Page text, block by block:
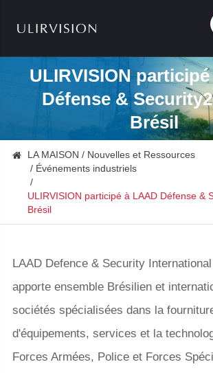
ULIRVISION
Défense &
Brésil
LA MAISON
Nouvelles et Ressources
Événements industriels
ULIRVISION participé à LAAD Défense &
Brésil
LAAD Defence & Security
apporte ensemble Brésilien et
sociétés spécialisées dans la
d'équipements, services et la
Forces Armées, Police et Forces